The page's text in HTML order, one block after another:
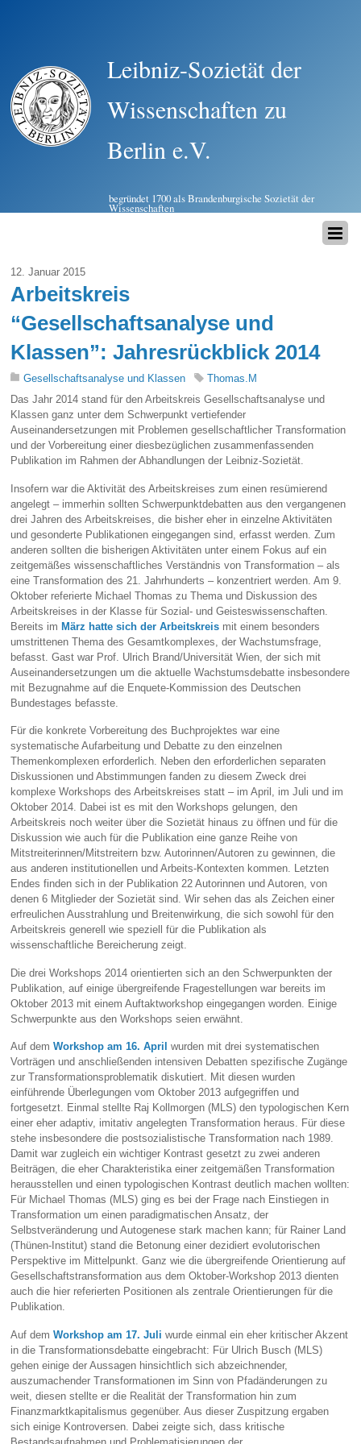
Leibniz-Sozietät der
Wissenschaften zu
Berlin e.V.
begründet 1700 als Brandenburgische Sozietät der
Wissenschaften
12. Januar 2015
Arbeitskreis
“Gesellschaftsanalyse und
Klassen”: Jahresrückblick 2014
Gesellschaftsanalyse und Klassen
Thomas.M
Das Jahr 2014 stand für den Arbeitskreis Gesellschaftsanalyse und
Klassen ganz unter dem Schwerpunkt vertiefender
Auseinandersetzungen mit Problemen gesellschaftlicher Transformation
und der Vorbereitung einer diesbezüglichen zusammenfassenden
Publikation im Rahmen der Abhandlungen der Leibniz-Sozietät.
Insofern war die Aktivität des Arbeitskreises zum einen resümierend
angelegt – immerhin sollten Schwerpunktdebatten aus den vergangenen
drei Jahren des Arbeitskreises, die bisher eher in einzelne Aktivitäten
und gesonderte Publikationen eingegangen sind, erfasst werden. Zum
anderen sollten die bisherigen Aktivitäten unter einem Fokus auf ein
zeitgemäßes wissenschaftliches Verständnis von Transformation – als
eine Transformation des 21. Jahrhunderts – konzentriert werden. Am 9.
Oktober referierte Michael Thomas zu Thema und Diskussion des
Arbeitskreises in der Klasse für Sozial- und Geisteswissenschaften.
Bereits imMärz hatte sich der Arbeitskreis mit einem besonders
umstrittenen Thema des Gesamtkomplexes, der Wachstumsfrage,
befasst. Gast war Prof. Ulrich Brand/Universität Wien, der sich mit
Auseinandersetzungen um die aktuelle Wachstumsdebatte insbesondere
mit Bezugnahme auf die Enquete-Kommission des Deutschen
Bundestages befasste.
Für die konkrete Vorbereitung des Buchprojektes war eine
systematische Aufarbeitung und Debatte zu den einzelnen
Themenkomplexen erforderlich. Neben den erforderlichen separaten
Diskussionen und Abstimmungen fanden zu diesem Zweck drei
komplexe Workshops des Arbeitskreises statt – im April, im Juli und im
Oktober 2014. Dabei ist es mit den Workshops gelungen, den
Arbeitskreis noch weiter über die Sozietät hinaus zu öffnen und für die
Diskussion wie auch für die Publikation eine ganze Reihe von
Mitstreiterinnen/Mitstreitern bzw. Autorinnen/Autoren zu gewinnen, die
aus anderen institutionellen und Arbeits-Kontexten kommen. Letzten
Endes finden sich in der Publikation 22 Autorinnen und Autoren, von
denen 6 Mitglieder der Sozietät sind. Wir sehen das als Zeichen einer
erfreulichen Ausstrahlung und Breitenwirkung, die sich sowohl für den
Arbeitskreis generell wie speziell für die Publikation als
wissenschaftliche Bereicherung zeigt.
Die drei Workshops 2014 orientierten sich an den Schwerpunkten der
Publikation, auf einige übergreifende Fragestellungen war bereits im
Oktober 2013 mit einem Auftaktworkshop eingegangen worden. Einige
Schwerpunkte aus den Workshops seien erwähnt.
Auf demWorkshop am 16. April
wurden mit drei systematischen
Vorträgen und anschließenden intensiven Debatten spezifische Zugänge
zur Transformationsproblematik diskutiert. Mit diesen wurden
einführende Überlegungen vom Oktober 2013 aufgegriffen und
fortgesetzt. Einmal stellte Raj Kollmorgen (MLS) den typologischen Kern
einer eher adaptiv, imitativ angelegten Transformation heraus. Für diese
stehe insbesondere die postsozialistische Transformation nach 1989.
Damit war zugleich ein wichtiger Kontrast gesetzt zu zwei anderen
Beiträgen, die eher Charakteristika einer zeitgemäßen Transformation
herausstellen und einen typologischen Kontrast deutlich machen wollten:
Für Michael Thomas (MLS) ging es bei der Frage nach Einstiegen in
Transformation um einen paradigmatischen Ansatz, der
Selbstveränderung und Autogenese stark machen kann; für Rainer Land
(Thünen-Institut) stand die Betonung einer dezidiert evolutorischen
Perspektive im Mittelpunkt. Ganz wie die übergreifende Orientierung auf
Gesellschaftstransformation aus dem Oktober-Workshop 2013 dienten
auch die hier referierten Positionen als zentrale Orientierungen für die
Publikation.
Auf demWorkshop am 17. Juli wurde einmal ein eher kritischer Akzent
in die Transformationsdebatte eingebracht: Für Ulrich Busch (MLS)
gehen einige der Aussagen hinsichtlich sich abzeichnender,
auszumachender Transformationen im Sinn von Pfadänderungen zu
weit, diesen stellte er die Realität der Transformation hin zum
Finanzmarktkapitalismus gegenüber. Aus dieser Zuspitzung ergaben
sich einige Kontroversen. Dabei zeigte sich, dass kritische